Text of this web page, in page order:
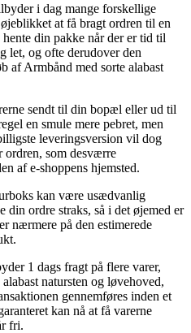
i dag mange forskellige
at få bragt ordren til en
din pakke når der er tid til
let, og ofte derudover den
af Armbånd med sorte alabast
sendt til din bopæl eller ud til
en smule mere pebret, men
leveringsversion vil dog
ordren, som desværre
af e-shoppens hjemsted.
kan være usædvanlig
din ordre straks, så i det øjemed er
nærmere på den estimerede
1 dags fragt på flere varer,
natursten og løvehoved,
gennemføres inden et
kan nå at få varerne
fri.